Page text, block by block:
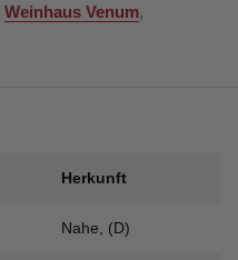
Weinhaus Venum,
Herkunft
Nahe, (D)